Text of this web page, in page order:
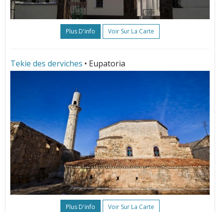
Plus D'info Voir Sur La Carte
Tekie des derviches • Eupatoria
Plus D'info Voir Sur La Carte